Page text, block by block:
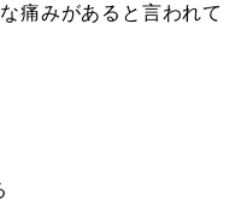
痛みがあると言われて